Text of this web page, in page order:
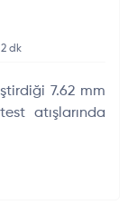
2 dk
7.62 mm
atışlarında